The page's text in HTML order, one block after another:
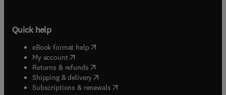
Quick help
eBook format help( opens in new tab/window
My account( opens in new tab/window
Returns & refunds( opens in new tab/window
Shipping & delivery(opens in new tab/window
Subscriptions & renewals( opens in new tab/window